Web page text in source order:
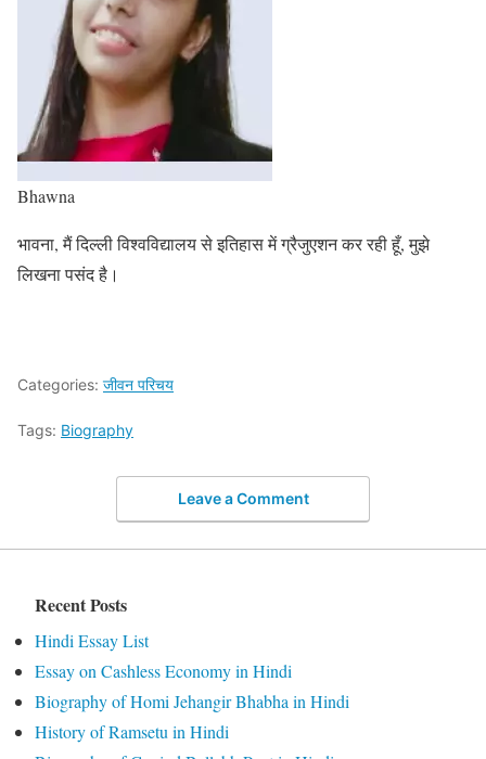
Bhawna
भावना, मैं दिल्ली विश्वविद्यालय से इतिहास में ग्रैजुएशन कर रही हूँ, मुझे
लिखना पसंद है।
Categories: जीवन परिचय
Tags: Biography
Leave a Comment
Recent Posts
Hindi Essay List
Essay on Cashless Economy in Hindi
Biography of Homi Jehangir Bhabha in Hindi
History of Ramsetu in Hindi